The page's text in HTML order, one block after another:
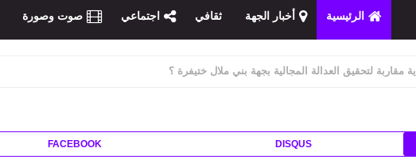
الرئيسية أخبار الجهة ثقافي اجتماعي صوت وصورة
اية مقاربة لتحقيق العدالة المجالية بجهة بني ملال ختيفرة ؟
DISQUS
FACEBOOK